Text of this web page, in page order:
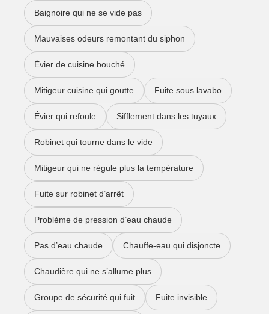
Baignoire qui ne se vide pas
Mauvaises odeurs remontant du siphon
Évier de cuisine bouché
Mitigeur cuisine qui goutte Fuite sous lavabo
Évier qui refoule Sifflement dans les tuyaux
Robinet qui tourne dans le vide
Mitigeur qui ne régule plus la température
Fuite sur robinet d’arrêt
Problème de pression d’eau chaude
Pas d’eau chaude Chauffe-eau qui disjoncte
Chaudière qui ne s’allume plus
Groupe de sécurité qui fuit Fuite invisible